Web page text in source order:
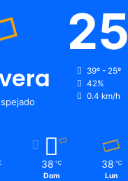
25
39º - 25º
42%
0.4 km/h
38 ℃
Dom
38 ℃
Lun